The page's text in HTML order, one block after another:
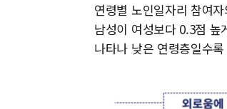
연령별 노인일자리 참여
남성이 여성보다 0.3점
나타나 낮은 연령층일수